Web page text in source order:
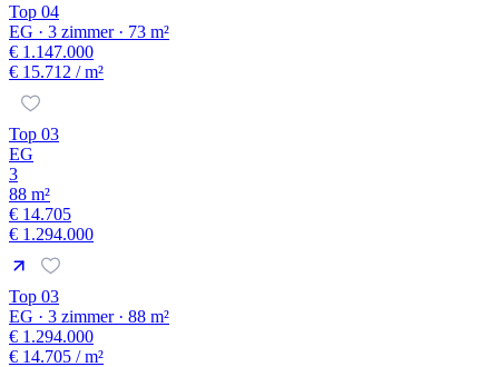
Top 04
EG · 3 zimmer · 73 m²
€ 1.147.000
€ 15.712 / m²
Top 03
EG
3
88 m²
€ 14.705
€ 1.294.000
Top 03
EG · 3 zimmer · 88 m²
€ 1.294.000
€ 14.705 / m²